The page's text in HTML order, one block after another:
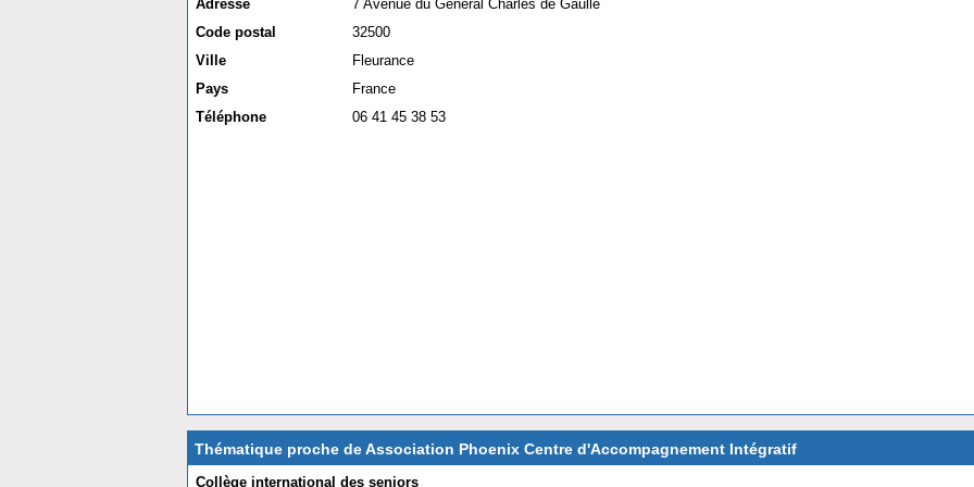
Adresse
7 Avenue du Général Charles de Gaulle
Code postal
32500
Ville
Fleurance
Pays
France
Téléphone
06 41 45 38 53
Thématique proche de Association Phoenix Centre d'Accompagnement Intégratif
Collège international des seniors